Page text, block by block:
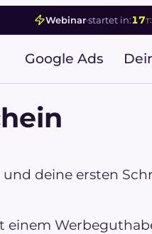
Webinar·startet in:17T:
Google Ads
deine ersten
einem